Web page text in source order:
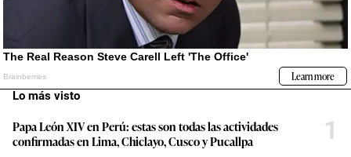
Lo más visto
Papa León XIV en Perú: estas son todas las actividades
confirmadas en Lima, Chiclayo, Cusco y Pucallpa
1